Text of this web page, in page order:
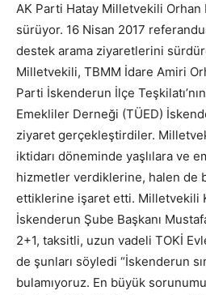
AK Parti Hatay Milletvekili Orhan
sürüyor. 16 Nisan 2017
destek arama ziyaretlerini
Milletvekili, TBMM İdare Amiri
Parti İskenderun İlçe
Emekliler Derneği (TÜED)
ziyaret gerçekleştirdiler.
iktidarı döneminde yaşlılara ve
hizmetler verdiklerine, halen de
ettiklerine işaret etti. Milletvekili
İskenderun Şube Başkanı
2+1, taksitli, uzun vadeli TOKİ
de şunları söyledi “İskenderun
bulamıyoruz. En büyük